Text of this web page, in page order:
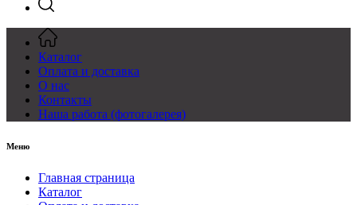
Каталог
Оплата и доставка
О нас
Контакты
Наша работа (фотогалерея)
Меню
Главная страница
Каталог